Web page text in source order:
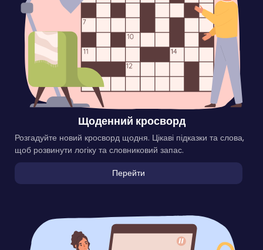
Щоденний кросворд
Розгадуйте новий кросворд щодня. Цікаві підказки та слова,
щоб розвинути логіку та словниковий запас.
Перейти